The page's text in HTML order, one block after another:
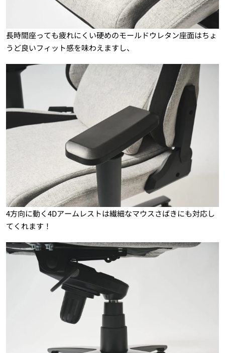
長時間座っても疲れにくい硬めのモールドウレタン座面はちょ
うど良いフィット感を味わえますし、
4方向に動く4Dアームレストは繊細なマウスさばきにも対応し
てくれます！